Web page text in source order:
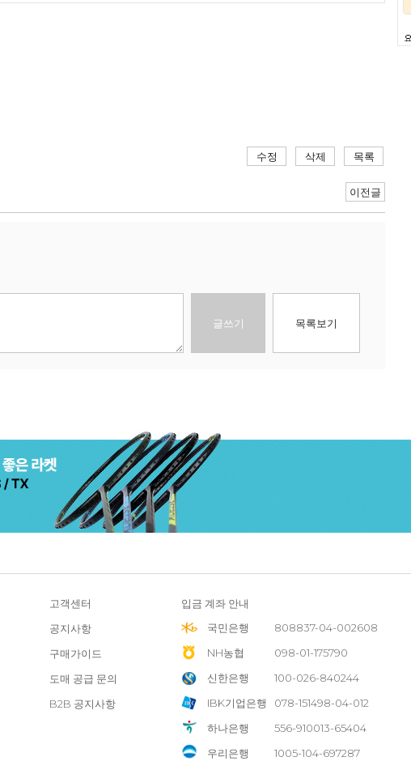
수정 삭제 목록
이전글
글쓰기 목록보기
고객센터
공지사항
구매가이드
도매 공급 문의
B2B 공지사항
입금 계좌 안내
국민은행
808837-04-002608
NH농협
098-01-175790
신한은행
100-026-840244
IBK기업은행
078-151498-04-012
하나은행
556-910013-65404
우리은행
1005-104-697287